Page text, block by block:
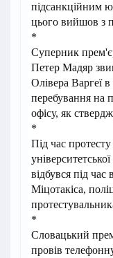
підсанкційним
цього вийшов з
*
Суперник
Петер Мадяр
Олівера Варгеї
перебування на
офісу, як
*
Під час
відбувся під час
Міцотакіса,
*
Словацький
провів